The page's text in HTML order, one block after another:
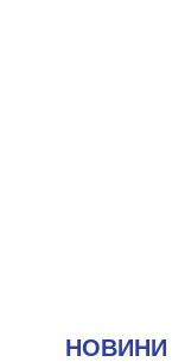
НОВИНИ